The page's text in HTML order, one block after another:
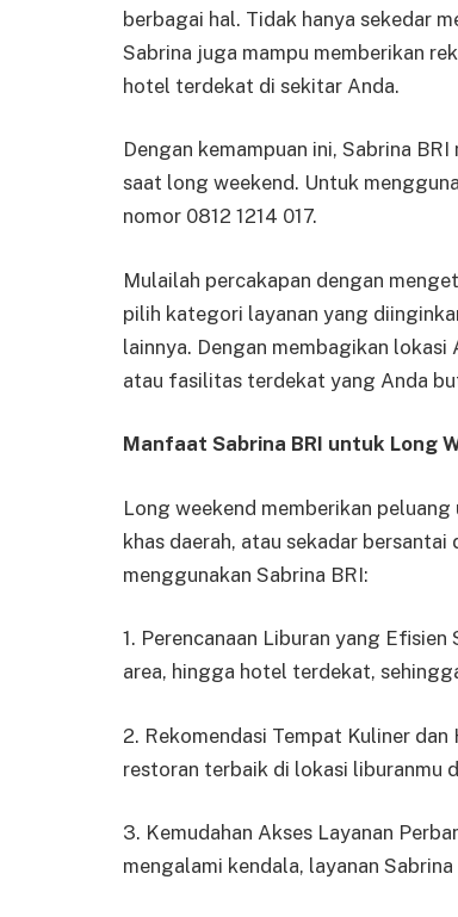
berbagai hal. Tidak hanya sekedar
Sabrina juga mampu memberikan
hotel terdekat di sekitar Anda.
Dengan kemampuan ini, Sabrina
saat long weekend. Untuk
nomor 0812 1214 017.
Mulailah percakapan dengan
pilih kategori layanan yang
lainnya. Dengan membagikan lokasi
atau fasilitas terdekat yang Anda
Manfaat Sabrina BRI untuk Long
Long weekend memberikan
khas daerah, atau sekadar
menggunakan Sabrina BRI:
1. Perencanaan Liburan yang
area, hingga hotel terdekat,
2. Rekomendasi Tempat Kuliner
restoran terbaik di lokasi liburanmu
3. Kemudahan Akses Layanan
mengalami kendala, layanan